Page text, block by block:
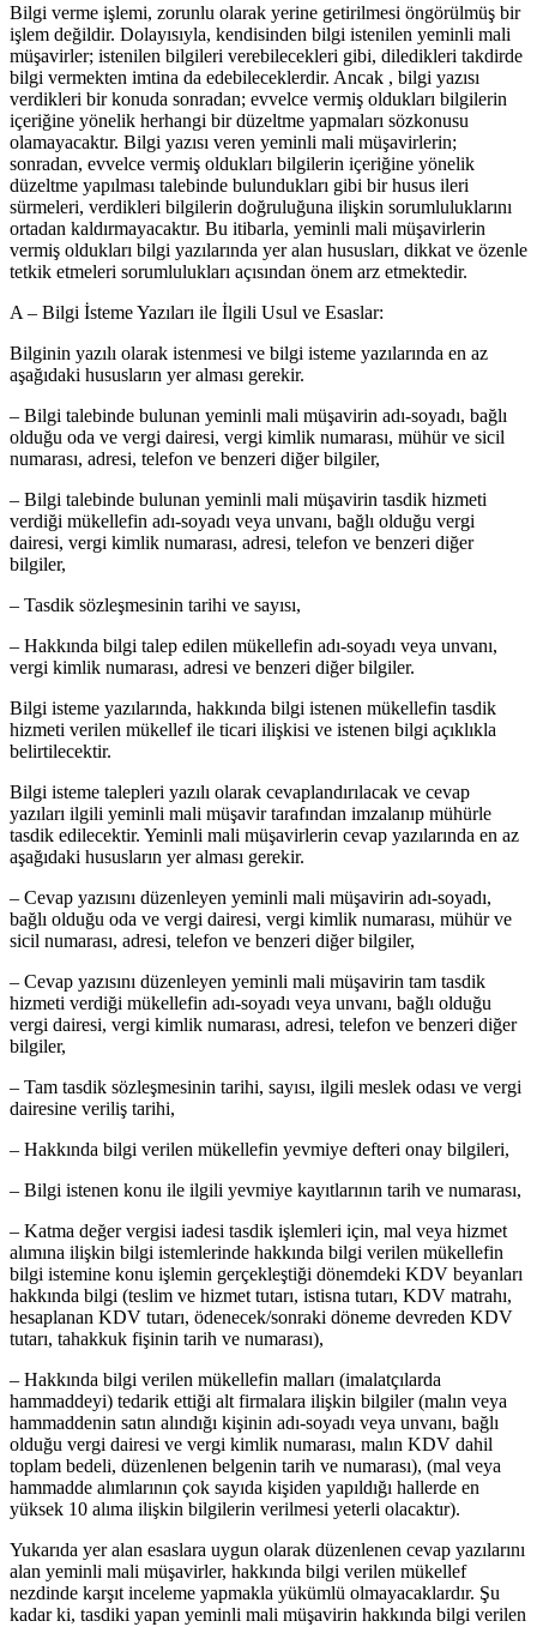
Bilgi verme işlemi, zorunlu olarak yerine getirilmesi öngörülmüş bir
işlem değildir. Dolayısıyla, kendisinden bilgi istenilen yeminli mali
müşavirler; istenilen bilgileri verebilecekleri gibi, diledikleri takdirde
bilgi vermekten imtina da edebileceklerdir. Ancak , bilgi yazısı
verdikleri bir konuda sonradan; evvelce vermiş oldukları bilgilerin
içeriğine yönelik herhangi bir düzeltme yapmaları sözkonusu
olamayacaktır. Bilgi yazısı veren yeminli mali müşavirlerin;
sonradan, evvelce vermiş oldukları bilgilerin içeriğine yönelik
düzeltme yapılması talebinde bulundukları gibi bir husus ileri
sürmeleri, verdikleri bilgilerin doğruluğuna ilişkin sorumluluklarını
ortadan kaldırmayacaktır. Bu itibarla, yeminli mali müşavirlerin
vermiş oldukları bilgi yazılarında yer alan hususları, dikkat ve özenle
tetkik etmeleri sorumlulukları açısından önem arz etmektedir.
A – Bilgi İsteme Yazıları ile İlgili Usul ve Esaslar:
Bilginin yazılı olarak istenmesi ve bilgi isteme yazılarında en az
aşağıdaki hususların yer alması gerekir.
– Bilgi talebinde bulunan yeminli mali müşavirin adı-soyadı, bağlı
olduğu oda ve vergi dairesi, vergi kimlik numarası, mühür ve sicil
numarası, adresi, telefon ve benzeri diğer bilgiler,
– Bilgi talebinde bulunan yeminli mali müşavirin tasdik hizmeti
verdiği mükellefin adı-soyadı veya unvanı, bağlı olduğu vergi
dairesi, vergi kimlik numarası, adresi, telefon ve benzeri diğer
bilgiler,
– Tasdik sözleşmesinin tarihi ve sayısı,
– Hakkında bilgi talep edilen mükellefin adı-soyadı veya unvanı,
vergi kimlik numarası, adresi ve benzeri diğer bilgiler.
Bilgi isteme yazılarında, hakkında bilgi istenen mükellefin tasdik
hizmeti verilen mükellef ile ticari ilişkisi ve istenen bilgi açıklıkla
belirtilecektir.
Bilgi isteme talepleri yazılı olarak cevaplandırılacak ve cevap
yazıları ilgili yeminli mali müşavir tarafından imzalanıp mühürle
tasdik edilecektir. Yeminli mali müşavirlerin cevap yazılarında en az
aşağıdaki hususların yer alması gerekir.
– Cevap yazısını düzenleyen yeminli mali müşavirin adı-soyadı,
bağlı olduğu oda ve vergi dairesi, vergi kimlik numarası, mühür ve
sicil numarası, adresi, telefon ve benzeri diğer bilgiler,
– Cevap yazısını düzenleyen yeminli mali müşavirin tam tasdik
hizmeti verdiği mükellefin adı-soyadı veya unvanı, bağlı olduğu
vergi dairesi, vergi kimlik numarası, adresi, telefon ve benzeri diğer
bilgiler,
– Tam tasdik sözleşmesinin tarihi, sayısı, ilgili meslek odası ve vergi
dairesine veriliş tarihi,
– Hakkında bilgi verilen mükellefin yevmiye defteri onay bilgileri,
– Bilgi istenen konu ile ilgili yevmiye kayıtlarının tarih ve numarası,
– Katma değer vergisi iadesi tasdik işlemleri için, mal veya hizmet
alımına ilişkin bilgi istemlerinde hakkında bilgi verilen mükellefin
bilgi istemine konu işlemin gerçekleştiği dönemdeki KDV beyanları
hakkında bilgi (teslim ve hizmet tutarı, istisna tutarı, KDV matrahı,
hesaplanan KDV tutarı, ödenecek/sonraki döneme devreden KDV
tutarı, tahakkuk fişinin tarih ve numarası),
– Hakkında bilgi verilen mükellefin malları (imalatçılarda
hammaddeyi) tedarik ettiği alt firmalara ilişkin bilgiler (malın veya
hammaddenin satın alındığı kişinin adı-soyadı veya unvanı, bağlı
olduğu vergi dairesi ve vergi kimlik numarası, malın KDV dahil
toplam bedeli, düzenlenen belgenin tarih ve numarası), (mal veya
hammadde alımlarının çok sayıda kişiden yapıldığı hallerde en
yüksek 10 alıma ilişkin bilgilerin verilmesi yeterli olacaktır).
Yukarıda yer alan esaslara uygun olarak düzenlenen cevap yazılarını
alan yeminli mali müşavirler, hakkında bilgi verilen mükellef
nezdinde karşıt inceleme yapmakla yükümlü olmayacaklardır. Şu
kadar ki, tasdiki yapan yeminli mali müşavirin hakkında bilgi verilen